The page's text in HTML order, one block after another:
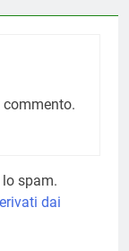
commento.
spam.
dai